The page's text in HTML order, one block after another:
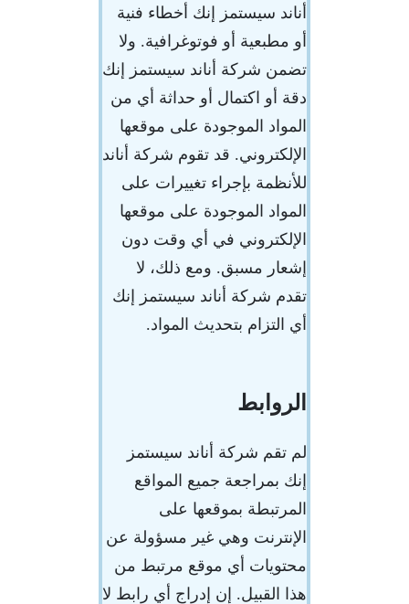
أناند سيستمز إنك أخطاء فنية
أو مطبعية أو فوتوغرافية. ولا
تضمن شركة أناند سيستمز إنك
دقة أو اكتمال أو حداثة أي من
المواد الموجودة على موقعها
الإلكتروني. قد تقوم شركة أناند
للأنظمة بإجراء تغييرات على
المواد الموجودة على موقعها
الإلكتروني في أي وقت دون
إشعار مسبق. ومع ذلك، لا
تقدم شركة أناند سيستمز إنك
أي التزام بتحديث المواد.
الروابط
لم تقم شركة أناند سيستمز
إنك بمراجعة جميع المواقع
المرتبطة بموقعها على
الإنترنت وهي غير مسؤولة عن
محتويات أي موقع مرتبط من
هذا القبيل. إن إدراج أي رابط لا